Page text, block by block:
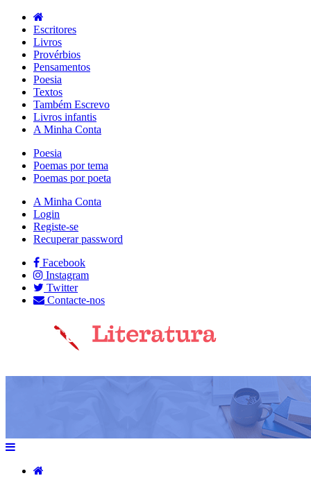
Escritores
Livros
Provérbios
Pensamentos
Poesia
Textos
Também Escrevo
Livros infantis
A Minha Conta
Poesia
Poemas por tema
Poemas por poeta
A Minha Conta
Login
Registe-se
Recuperar password
Facebook
Instagram
Twitter
Contacte-nos